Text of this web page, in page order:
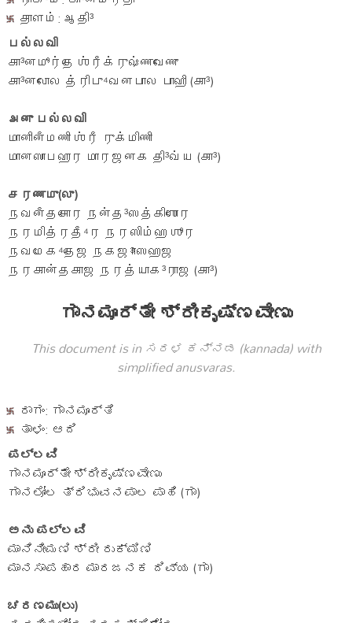
தாளம்: ஆதி³
பல்லவி
கா³னமூர்தே ஶ்ரீக்ருஷ்ணவேணு
கா³னலோல த்ரிபு⁴வனபால பாஹி (கா³)
அனு பல்லவி
மானினீமணி ஶ்ரீ ருக்மிணி
மானஸாபஹார மாரஜனக தி³வ்ய (கா³)
சரணமு(லு)
நவனீதசோர நன்த³ஸத்கிஶோர
நரமித்ரதீ⁴ர நரஸிம்ஹ ஶூர
நவமேக⁴தேஜ நகஜ³ாஸஹஜ
நரகான்தகாஜ நரத்யாக³ராஜ (கா³)
ಗಾನಮೂರ್ತೇ ಶ್ರೀಕೃಷ್ಣವೇಣು
This document is in ಸರಳ ಕನ್ನಡ (kannada) with
simplified anusvaras.
ರಾಗಂ: ಗಾನಮೂರ್ತಿ
ತಾಳಂ: ಆದಿ
ಪಲ್ಲವಿ
ಗಾನಮೂರ್ತೇ ಶ್ರೀಕೃಷ್ಣವೇಣು
ಗಾನಲೋಲ ತ್ರಿಭುವನಪಾಲ ಪಾಹಿ (ಗಾ)
ಅನು ಪಲ್ಲವಿ
ಮಾನಿನೀಮಣಿ ಶ್ರೀ ರುಕ್ಮಿಣಿ
ಮಾನಸಾಪಹಾರ ಮಾರಜನಕ ದಿವ್ಯ (ಗಾ)
ಚರಣಮು(ಲು)